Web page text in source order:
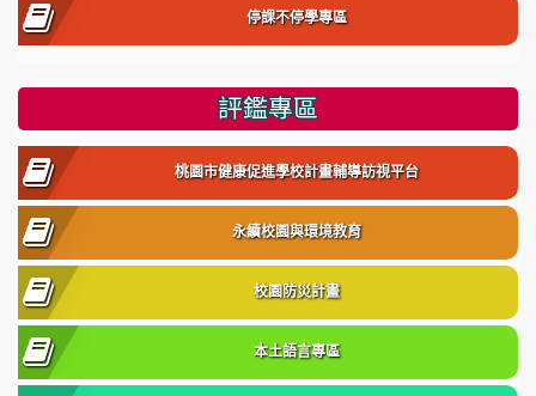
停課不停學專區
評鑑專區
桃園市健康促進學校計畫輔導訪視平台
永續校園與環境教育
校園防災計畫
本土語言專區